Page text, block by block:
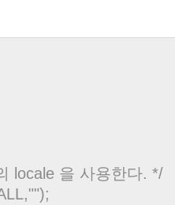
을 사용한다. */